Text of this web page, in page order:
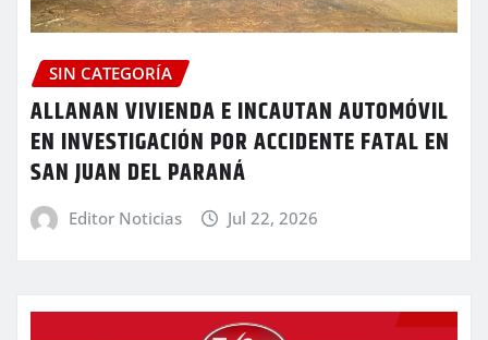
SIN CATEGORÍA
ALLANAN VIVIENDA E INCAUTAN AUTOMÓVIL
EN INVESTIGACIÓN POR ACCIDENTE FATAL EN
SAN JUAN DEL PARANÁ
Editor Noticias Jul 22, 2026